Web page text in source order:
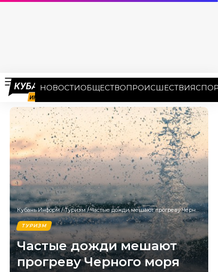
НОВОСТИОБЩЕСТВОПРОИСШЕСТВИЯ
Кубань Информ/Туризм/Частые дожди мешают прогреву Черного моря
ТУРИЗМ
Частые дожди мешают
прогреву Черного моря